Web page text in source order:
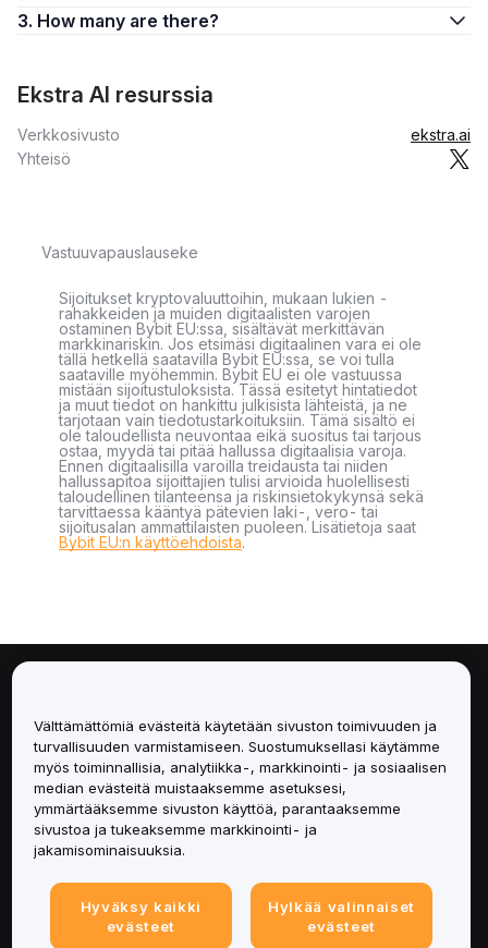
3. How many are there?
Ekstra AI resurssia
Verkkosivusto
ekstra.ai
Yhteisö
Vastuuvapauslauseke
Sijoitukset kryptovaluuttoihin, mukaan lukien -
rahakkeiden ja muiden digitaalisten varojen
ostaminen Bybit EU:ssa, sisältävät merkittävän
markkinariskin. Jos etsimäsi digitaalinen vara ei ole
tällä hetkellä saatavilla Bybit EU:ssa, se voi tulla
saataville myöhemmin. Bybit EU ei ole vastuussa
mistään sijoitustuloksista. Tässä esitetyt hintatiedot
ja muut tiedot on hankittu julkisista lähteistä, ja ne
tarjotaan vain tiedotustarkoituksiin. Tämä sisältö ei
ole taloudellista neuvontaa eikä suositus tai tarjous
ostaa, myydä tai pitää hallussa digitaalisia varoja.
Ennen digitaalisilla varoilla treidausta tai niiden
hallussapitoa sijoittajien tulisi arvioida huolellisesti
taloudellinen tilanteensa ja riskinsietokykynsä sekä
tarvittaessa kääntyä pätevien laki-, vero- tai
sijoitusalan ammattilaisten puoleen. Lisätietoja saat
Bybit EU:n käyttöehdoista.
Palvelut
Tuki
Tuotteet
Lakiasiat
Välttämättömiä evästeitä käytetään sivuston toimivuuden ja
turvallisuuden varmistamiseen. Suostumuksellasi käytämme
myös toiminnallisia, analytiikka-, markkinointi- ja sosiaalisen
median evästeitä muistaaksemme asetuksesi,
ymmärtääksemme sivuston käyttöä, parantaaksemme
sivustoa ja tukeaksemme markkinointi- ja
jakamisominaisuuksia.
Hyväksy kaikki
evästeet
Hylkää valinnaiset
evästeet